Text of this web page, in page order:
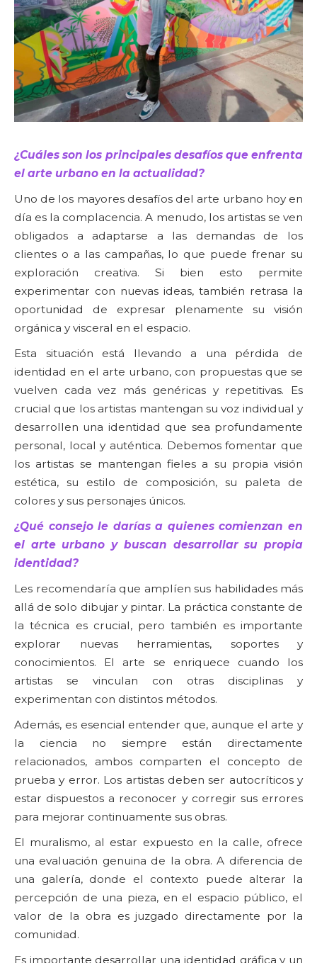
¿Cuáles son los principales desafíos que enfrenta
el arte urbano en la actualidad?
Uno de los mayores desafíos del arte urbano hoy en
día es la complacencia. A menudo, los artistas se ven
obligados a adaptarse a las demandas de los
clientes o a las campañas, lo que puede frenar su
exploración creativa. Si bien esto permite
experimentar con nuevas ideas, también retrasa la
oportunidad de expresar plenamente su visión
orgánica y visceral en el espacio.
Esta situación está llevando a una pérdida de
identidad en el arte urbano, con propuestas que se
vuelven cada vez más genéricas y repetitivas. Es
crucial que los artistas mantengan su voz individual y
desarrollen una identidad que sea profundamente
personal, local y auténtica. Debemos fomentar que
los artistas se mantengan fieles a su propia visión
estética, su estilo de composición, su paleta de
colores y sus personajes únicos.
¿Qué consejo le darías a quienes comienzan en
el arte urbano y buscan desarrollar su propia
identidad?
Les recomendaría que amplíen sus habilidades más
allá de solo dibujar y pintar. La práctica constante de
la técnica es crucial, pero también es importante
explorar nuevas herramientas, soportes y
conocimientos. El arte se enriquece cuando los
artistas se vinculan con otras disciplinas y
experimentan con distintos métodos.
Además, es esencial entender que, aunque el arte y
la ciencia no siempre están directamente
relacionados, ambos comparten el concepto de
prueba y error. Los artistas deben ser autocríticos y
estar dispuestos a reconocer y corregir sus errores
para mejorar continuamente sus obras.
El muralismo, al estar expuesto en la calle, ofrece
una evaluación genuina de la obra. A diferencia de
una galería, donde el contexto puede alterar la
percepción de una pieza, en el espacio público, el
valor de la obra es juzgado directamente por la
comunidad.
Es importante desarrollar una identidad gráfica y un